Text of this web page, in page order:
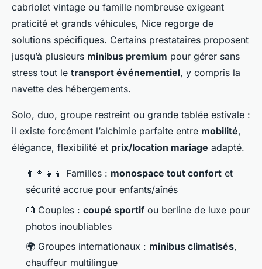
cabriolet vintage ou famille nombreuse exigeant
praticité et grands véhicules, Nice regorge de
solutions spécifiques. Certains prestataires proposent
jusqu’à plusieurs minibus premium pour gérer sans
stress tout le transport événementiel, y compris la
navette des hébergements.
Solo, duo, groupe restreint ou grande tablée estivale :
il existe forcément l’alchimie parfaite entre mobilité,
élégance, flexibilité et prix/location mariage adapté.
👨‍👩‍👧‍👦 Familles : monospace tout confort et
sécurité accrue pour enfants/aînés
💏 Couples : coupé sportifou berline de luxe pour
photos inoubliables
🌍 Groupes internationaux : minibus climatisés,
chauffeur multilingue